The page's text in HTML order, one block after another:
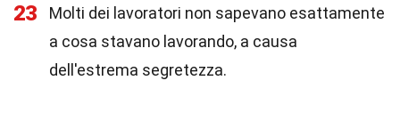
23
Molti dei lavoratori non sapevano esattamente
a cosa stavano lavorando, a causa
dell'estrema segretezza.